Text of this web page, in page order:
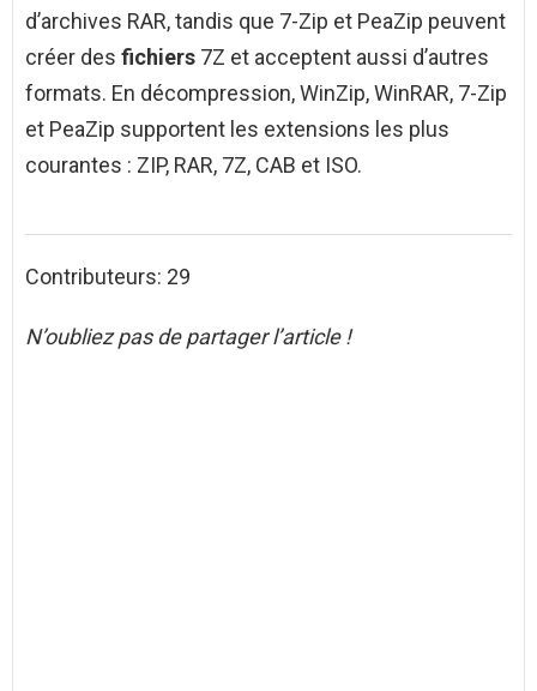
d’archives RAR, tandis que 7-Zip et PeaZip peuvent
créer des fichiers 7Z et acceptent aussi d’autres
formats. En décompression, WinZip, WinRAR, 7-Zip
et PeaZip supportent les extensions les plus
courantes : ZIP, RAR, 7Z, CAB et ISO.
Contributeurs: 29
N’oubliez pas de partager l’article !